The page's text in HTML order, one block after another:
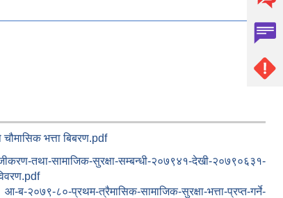
चौमासिक भत्ता बिबरण.pdf
तथा-सामाजिक-सुरक्षा-सम्बन्धी-२०७९४१-देखी-२०७९०६३१-
आ-ब-२०७९-८०-प्रथम-त्रैमासिक-सामाजिक-सुरक्षा-भत्ता-प्रप्त-गर्ने-